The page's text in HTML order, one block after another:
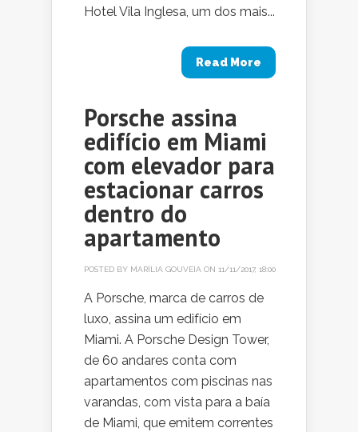
Hotel Vila Inglesa, um dos mais...
Read More
Porsche assina
edifício em Miami
com elevador para
estacionar carros
dentro do
apartamento
POSTED BY MARÍLIA GOUVEIA ON 11/11/2017, 18:00
A Porsche, marca de carros de
luxo, assina um edifício em
Miami. A Porsche Design Tower,
de 60 andares conta com
apartamentos com piscinas nas
varandas, com vista para a baía
de Miami, que emitem correntes